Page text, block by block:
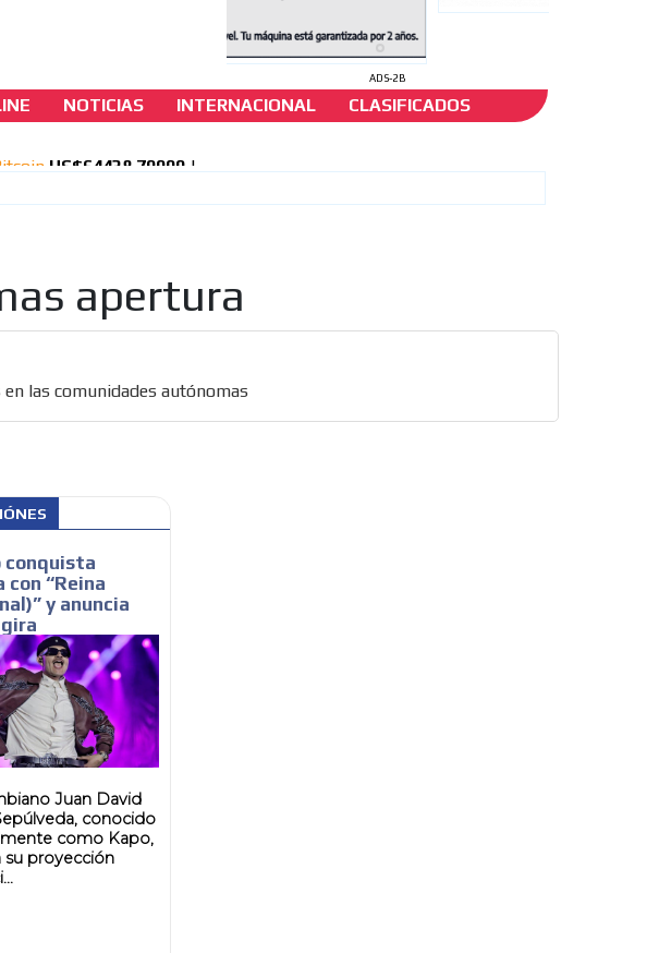
ADS-2B
NOTICIAS INTERNACIONAL CLASIFICADOS
Casinos y
autónomas
apertura
las comunidades autónomas
conquista
con “Reina
y anuncia
Juan David
conocido
como Kapo,
su proyección